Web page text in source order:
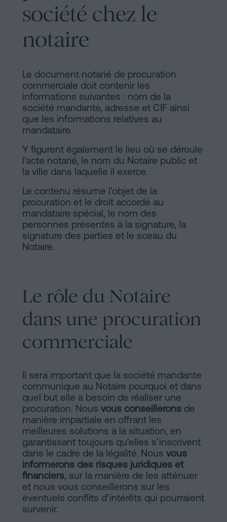
société chez le
notaire
Le document notarié de procuration
commerciale doit contenir les
informations suivantes : nom de la
société mandante, adresse et CIF ainsi
que les informations relatives au
mandataire.
Y figurent également le lieu où se déroule
l'acte notarié, le nom du Notaire public et
la ville dans laquelle il exerce.
Le contenu résume l'objet de la
procuration et le droit accordé au
mandataire spécial, le nom des
personnes présentes à la signature, la
signature des parties et le sceau du
Notaire.
Le rôle du Notaire
dans une procuration
commerciale
Il sera important que la société mandante
communique au Notaire pourquoi et dans
quel but elle a besoin de réaliser une
procuration. Nous vous conseillerons de
manière impartiale en offrant les
meilleures solutions à la situation, en
garantissant toujours qu'elles s'inscrivent
dans le cadre de la légalité. Nous vous
informerons des risques juridiques et
financiers, sur la manière de les atténuer
et nous vous conseillerons sur les
éventuels conflits d'intérêts qui pourraient
survenir.